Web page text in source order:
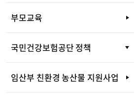
부모교육
국민건강보험공단 정책
임산부 친환경 농산물 지원사업